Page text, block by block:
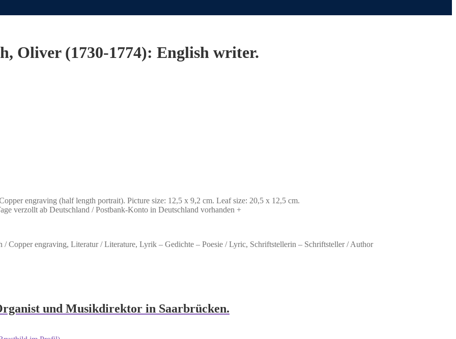
Oliver (1730-1774): English writer.
engraving (half length portrait). Picture size: 12,5 x 9,2 cm. Leaf size: 20,5 x 12,5 cm.
verzollt ab Deutschland / Postbank-Konto in Deutschland vorhanden +
Copper engraving, Literatur / Literature, Lyrik – Gedichte – Poesie / Lyric, Schriftstellerin – Schriftsteller / Author
und Musikdirektor in Saarbrücken.